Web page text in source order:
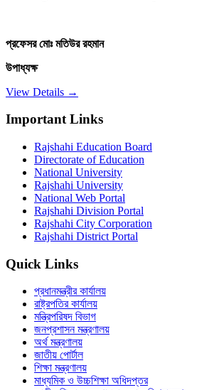
প্রফেসর মোঃ মতিউর রহমান
উপাধ্যক্ষ
View Details →
Important Links
Rajshahi Education Board
Directorate of Education
National University
Rajshahi University
National Web Portal
Rajshahi Division Portal
Rajshahi City Corporation
Rajshahi District Portal
Quick Links
প্রধানমন্ত্রীর কার্যালয়
রাষ্ট্রপতির কার্যালয়
মন্ত্রিপরিষদ বিভাগ
জনপ্রশাসন মন্ত্রণালয়
অর্থ মন্ত্রণালয়
জাতীয় পোর্টাল
শিক্ষা মন্ত্রণালয়
মাধ্যমিক ও উচ্চশিক্ষা অধিদপ্তর